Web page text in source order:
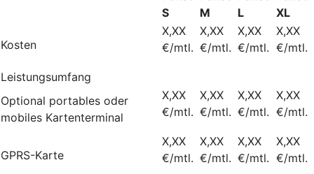
S
M
L
XL
Kosten
X,XX
€/mtl.
X,XX
€/mtl.
X,XX
€/mtl.
X,XX
€/mtl.
Leistungsumfang
Optional portables oder
mobiles Kartenterminal
X,XX
€/mtl.
X,XX
€/mtl.
X,XX
€/mtl.
X,XX
€/mtl.
GPRS-Karte
X,XX
€/mtl.
X,XX
€/mtl.
X,XX
€/mtl.
X,XX
€/mtl.